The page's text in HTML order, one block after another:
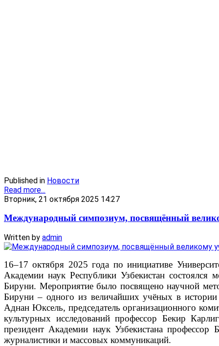
Published in Новости
Read more...
Вторник, 21 октября 2025 14:27
Международный симпозиум, посвящённый
Written by admin
16–17 октября 2025 года по инициативе
Академии наук Республики Узбекистан
Бируни. Мероприятие было посвящено научной
Бируни – одного из величайших учёных в истории
Аднан Юксель, председатель организационного
культурных исследований профессор Бекир
президент Академии наук Узбекистана
журналистики и массовых коммуникаций.